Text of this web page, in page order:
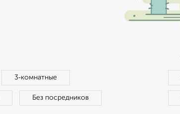
3‑комнатные
Без посредников